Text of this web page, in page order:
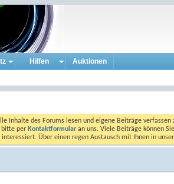
Hilfen Auktionen
Inhalte des Forums lesen und eigene Beiträge
bitte per Kontaktformular an uns. Viele Beiträge können
Über einen regen Austausch mit Ihnen in